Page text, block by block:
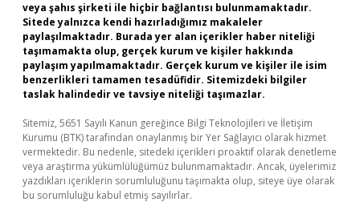
veya şahıs şirketi ile hiçbir bağlantısı bulunmamaktadır.
Sitede yalnızca kendi hazırladığımız makaleler
paylaşılmaktadır. Burada yer alan içerikler haber niteliği
taşımamakta olup, gerçek kurum ve kişiler hakkında
paylaşım yapılmamaktadır. Gerçek kurum ve kişiler ile isim
benzerlikleri tamamen tesadüfidir. Sitemizdeki bilgiler
taslak halindedir ve tavsiye niteliği taşımazlar.
Sitemiz, 5651 Sayılı Kanun gereğince Bilgi Teknolojileri ve İletişim
Kurumu (BTK) tarafından onaylanmış bir Yer Sağlayıcı olarak hizmet
vermektedir. Bu nedenle, sitedeki içerikleri proaktif olarak denetleme
veya araştırma yükümlülüğümüz bulunmamaktadır. Ancak, üyelerimiz
yazdıkları içeriklerin sorumluluğunu taşımakta olup, siteye üye olarak
bu sorumluluğu kabul etmiş sayılırlar.